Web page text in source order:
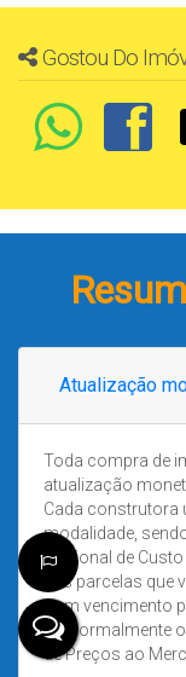
Gostou Do
Atualização
Toda compra de
atualização
Cada construtora
modalidade,
Nacional de Custo
nas parcelas que
com vencimento
se, normalmente o
de Preços ao